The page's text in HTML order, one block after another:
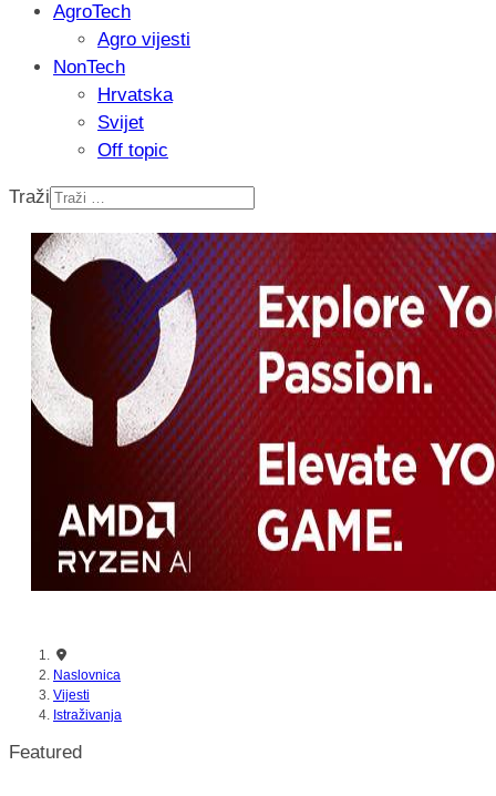
Isprobali smo: Thermostar
AgroTech
Agro vijesti
NonTech
Hrvatska
Svijet
Off topic
Traži
Naslovnica
Vijesti
Istraživanja
Featured